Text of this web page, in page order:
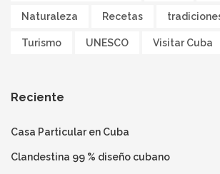
Naturaleza Recetas
Turismo UNESCO Visitar Cuba
Reciente
Casa Particular en Cuba
Clandestina 99 % diseño cubano